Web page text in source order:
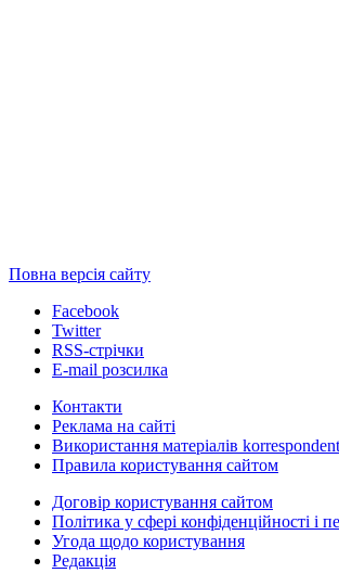
Повна версія сайту
Facebook
Twitter
RSS-стрічки
E-mail розсилка
Контакти
Реклама на сайті
Використання матеріалів
Правила користування сайтом
Договір користування сайтом
Політика у сфері конфіденційності і
Угода щодо користування
Редакція